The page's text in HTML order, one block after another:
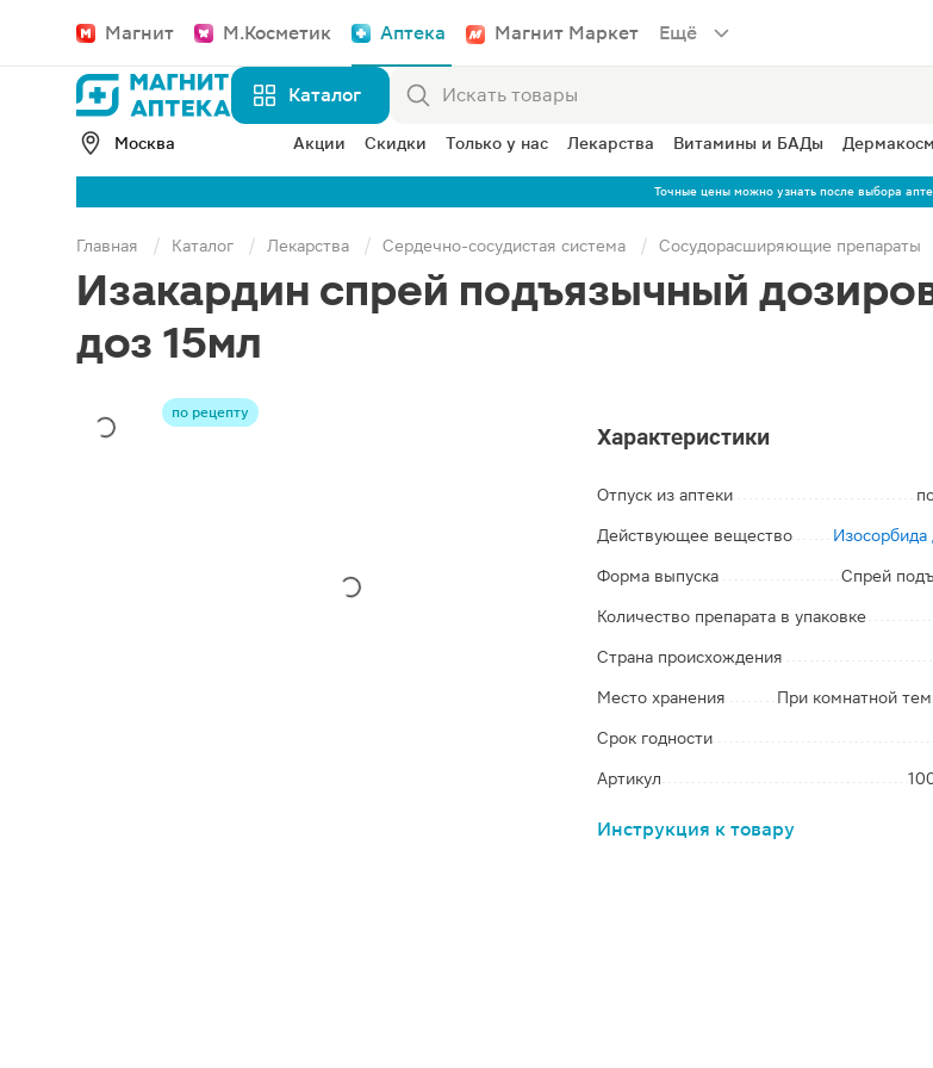
Магнит М.Косметик Аптека Магнит Маркет Ещё
Каталог
Москва Акции Скидки Только у нас Лекарства Витамины и БАДы
Точные цены можно узнать после выбора
Главная Каталог Лекарства Сердечно-сосудистая система Сосудорасширяющие препараты
Изакардин спрей подъязычный
доз 15мл
по рецепту
Характеристики
Отпуск из аптеки
Действующее вещество Изосорбида
Форма выпуска Спрей
Количество препарата в упаковке
Страна происхождения
Место хранения При комнатной
Срок годности
Артикул
Инструкция к товару